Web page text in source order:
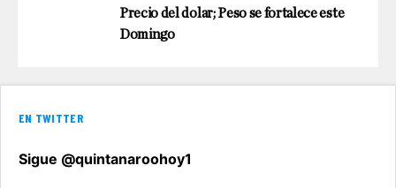
Precio del dolar; Peso se fortalece este
Domingo
EN TWITTER
Sigue @quintanaroohoy1